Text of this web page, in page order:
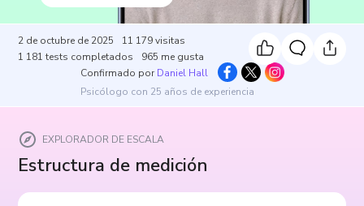
2 de octubre de 2025 11 179 visitas
1 181 tests completados 965 me gusta
Confirmado por Daniel Hall
Psicólogo con 25 años de experiencia
EXPLORADOR DE ESCALA
Estructura de medición